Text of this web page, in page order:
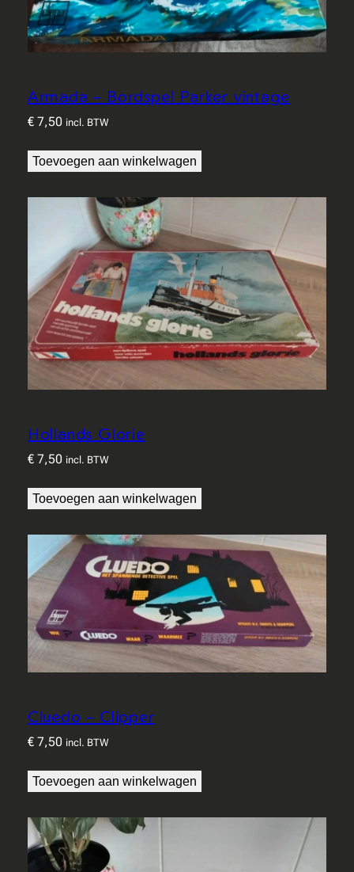
Armada – Bordspel Parker vintage
€7,50 incl. BTW
Toevoegen aan winkelwagen
Hollands Glorie
€7,50 incl. BTW
Toevoegen aan winkelwagen
Cluedo – Clipper
€7,50 incl. BTW
Toevoegen aan winkelwagen